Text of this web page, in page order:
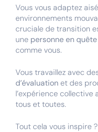
Vous vous adaptez
environnements
cruciale de transition
une personne en
comme vous.
Vous travaillez avec
d’évaluation et des
l’expérience
tous et toutes.
Tout cela vous inspire